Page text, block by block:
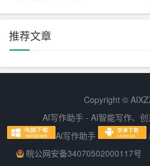
确保公文的正式有效
除了上述的书写和格式要求，确
到以下几个方面：
1. 审批流程：公文在签发前需要
确保内容的准确性和合法性。
2. 签字盖章：签发人需要在公文
推荐文章
Copyright ©
AI写作助手 - AI智能写作、
Ai写作助手
皖公网安备34070502000117号